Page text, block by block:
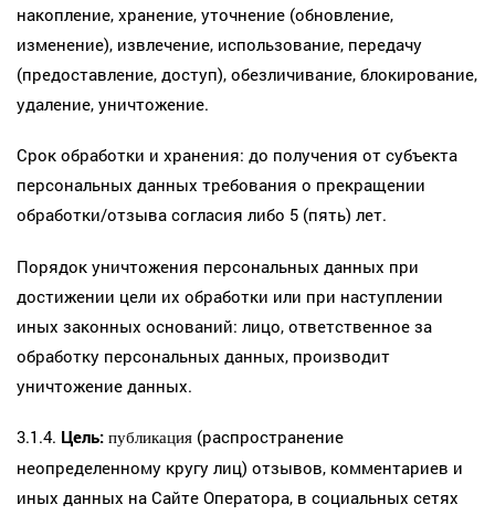
накопление, хранение, уточнение (обновление,
изменение), извлечение, использование, передачу
(предоставление, доступ), обезличивание, блокирование,
удаление, уничтожение.
Срок обработки и хранения: до получения от субъекта
персональных данных требования о прекращении
обработки/отзыва согласия либо 5 (пять) лет.
Порядок уничтожения персональных данных при
достижении цели их обработки или при наступлении
иных законных оснований: лицо, ответственное за
обработку персональных данных, производит
уничтожение данных.
3.1.4. Цель: публикация (распространение
неопределенному кругу лиц) отзывов, комментариев и
иных данных на Сайте Оператора, в социальных сетях